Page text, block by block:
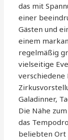
das mit
einer
Gästen und
einem
regelmäßig
vielseitige
verschiedene
Galadinner,
Die Nähe
das
beliebten Ort